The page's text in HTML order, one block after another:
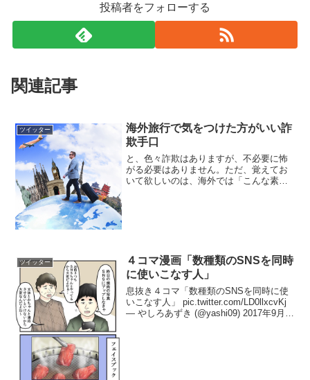
投稿者をフォローする
関連記事
ツイッター
海外旅行で気をつけた方がいい詐
欺手口
と、色々詐欺はありますが、不必要に怖
がる必要はありません。ただ、覚えてお
いて欲しいのは、海外では「こんな素晴
ツイッター
４コマ漫画「数種類のSNSを同時
に使いこなす人」
息抜き４コマ「数種類のSNSを同時に使
いこなす人」 pic.twitter.com/LD0llxcvKj
— やしろあずき (@yashi09) 2017年9月